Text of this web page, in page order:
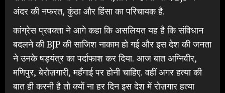
अंदर की नफरत, कुंठा और हिंसा का परिचायक है.
कांग्रेस प्रवक्ता ने आगे कहा कि असलियत यह है कि संविधान
बदलने की BJP की साजिश नाकाम हो गई और इस देश की जनता
ने उनके षड्यंत्र का पर्दाफाश कर दिया. आज बात अग्निवीर,
मणिपुर, बेरोज़गारी, महँगाई पर होनी चाहिए. वहीं अगर हत्या की
बात ही करनी है तो क्यों ना हर दिन इस देश में रोज़गार हत्या